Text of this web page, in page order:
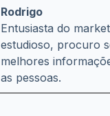
Rodrigo
Entusiasta do
estudioso, procuro
melhores
as pessoas.